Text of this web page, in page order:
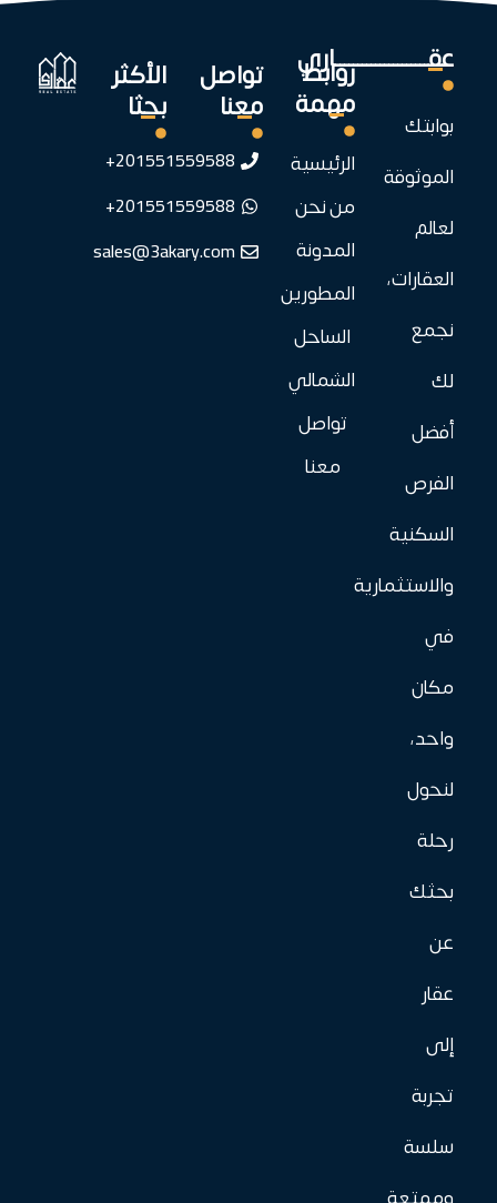
عقـــــــــــــــــــــاري
بوابتك
الموثوقة
لعالم
العقارات،
نجمع
لك
أفضل
الفرص
السكنية
والاستثمارية
في
مكان
واحد،
لنحول
رحلة
بحثك
عن
عقار
إلى
تجربة
سلسة
روابط
مهمة
الرئيسية
من نحن
المدونة
المطورين
الساحل
الشمالي
تواصل
معنا
تواصل
معنا
201551559588+
201551559588+
sales@3akary.com
الأكثر
بحثا